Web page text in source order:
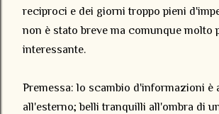
reciproci e dei giorni troppo pieni
non è stato breve ma comunque molto
interessante.
Premessa: lo scambio d'informazioni è
all'esterno; belli tranquilli all'ombra di